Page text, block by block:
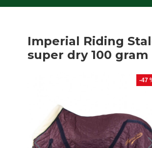
Imperial Riding
super dry 100 gram
-47